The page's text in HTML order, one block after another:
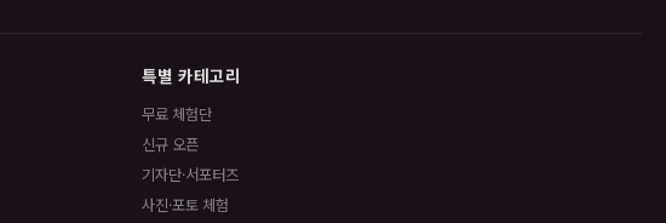
특별 카테고리
무료 체험단
신규 오픈
기자단·서포터즈
사진·포토 체험